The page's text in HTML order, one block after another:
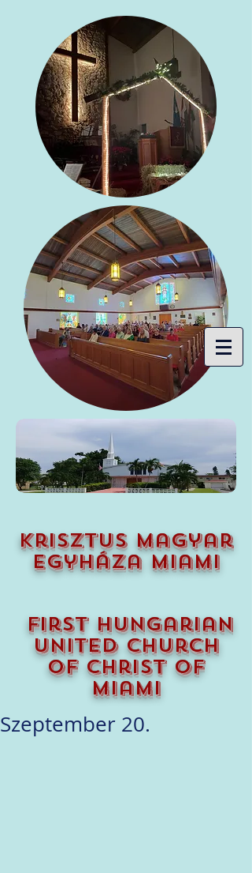
krisztus magyar
egyháza miami
first hungarian
united church
of christ of
miami
Szeptember 20.